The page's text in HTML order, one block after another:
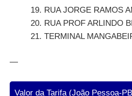
RUA JORGE RAMOS
RUA PROF ARLINDO
TERMINAL
—
Valor da Tarifa (João Pessoa-